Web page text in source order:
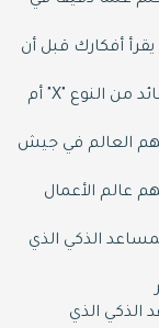
أفكارك قبل أن
نظرية ماكغريغور دوغلاس: هل أنت قائد من النوع "X" أم
العالم في جيش
عالم الأعمال
الذكي الذي
الذكي الذي